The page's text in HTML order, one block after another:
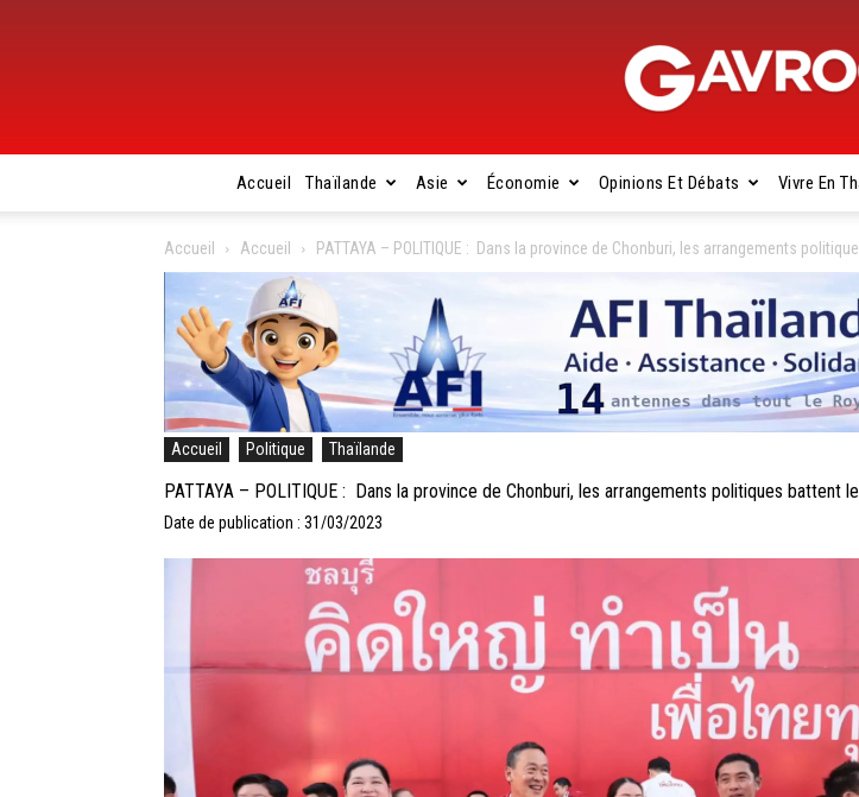
Accueil Thaïlande Asie Économie Opinions Et Débats Vivre En
Accueil Accueil PATTAYA – POLITIQUE : Dans la province de Chonburi, les arrangements
Accueil Politique Thaïlande
PATTAYA – POLITIQUE : Dans la province de Chonburi, les arrangements politiques battent
Date de publication : 31/03/2023